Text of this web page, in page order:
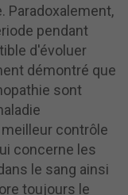
Paradoxalement,
pendant
d'évoluer
démontré que
sont
contrôle
concerne les
le sang ainsi
toujours le